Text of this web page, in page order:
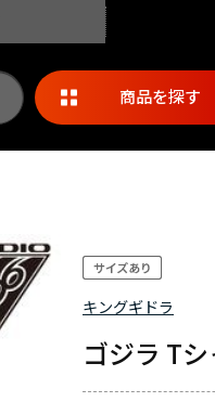
商品を探す
キングギドラ
ゴジラ T